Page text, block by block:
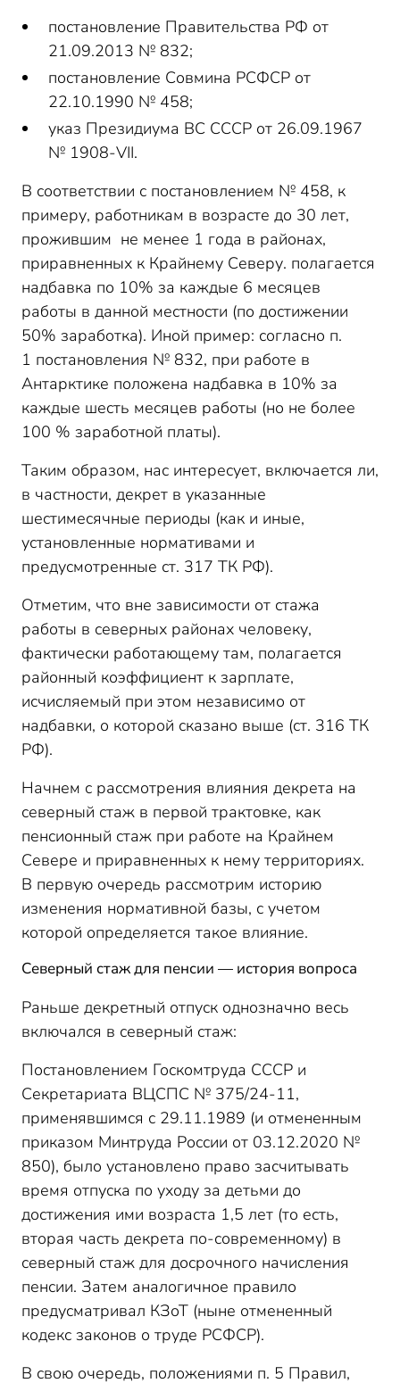
постановление Правительства РФ от
21.09.2013 № 832;
постановление Совмина РСФСР от
22.10.1990 № 458;
указ Президиума ВС СССР от 26.09.1967
№ 1908-VII.
В соответствии с постановлением № 458, к
примеру, работникам в возрасте до 30 лет,
прожившим не менее 1 года в районах,
приравненных к Крайнему Северу. полагается
надбавка по 10% за каждые 6 месяцев
работы в данной местности (по достижении
50% заработка). Иной пример: согласно п.
1 постановления № 832, при работе в
Антарктике положена надбавка в 10% за
каждые шесть месяцев работы (но не более
100 % заработной платы).
Таким образом, нас интересует, включается ли,
в частности, декрет в указанные
шестимесячные периоды (как и иные,
установленные нормативами и
предусмотренные ст. 317 ТК РФ).
Отметим, что вне зависимости от стажа
работы в северных районах человеку,
фактически работающему там, полагается
районный коэффициент к зарплате,
исчисляемый при этом независимо от
надбавки, о которой сказано выше (ст. 316 ТК
РФ).
Начнем с рассмотрения влияния декрета на
северный стаж в первой трактовке, как
пенсионный стаж при работе на Крайнем
Севере и приравненных к нему территориях.
В первую очередь рассмотрим историю
изменения нормативной базы, с учетом
которой определяется такое влияние.
Северный стаж для пенсии — история вопроса
Раньше декретный отпуск однозначно весь
включался в северный стаж:
Постановлением Госкомтруда СССР и
Секретариата ВЦСПС № 375/24-11,
применявшимся с 29.11.1989 (и отмененным
приказом Минтруда России от 03.12.2020 №
850), было установлено право засчитывать
время отпуска по уходу за детьми до
достижения ими возраста 1,5 лет (то есть,
вторая часть декрета по-современному) в
северный стаж для досрочного начисления
пенсии. Затем аналогичное правило
предусматривал КЗоТ (ныне отмененный
кодекс законов о труде РСФСР).
В свою очередь, положениями п. 5 Правил,